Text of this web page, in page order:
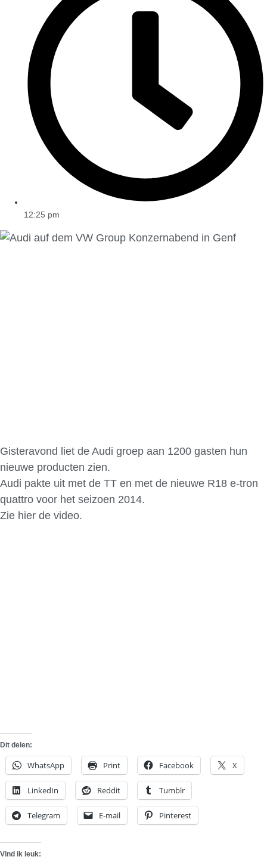
12:25 pm
Gisteravond liet de Audi groep aan 1200 gasten hun
nieuwe producten zien.
Audi pakte uit met de TT en met de nieuwe R18 e-tron
quattro voor het seizoen 2014.
Zie hier de video.
Dit delen:
WhatsApp Print Facebook X
LinkedIn Reddit Tumblr
Telegram E-mail Pinterest
Vind ik leuk: